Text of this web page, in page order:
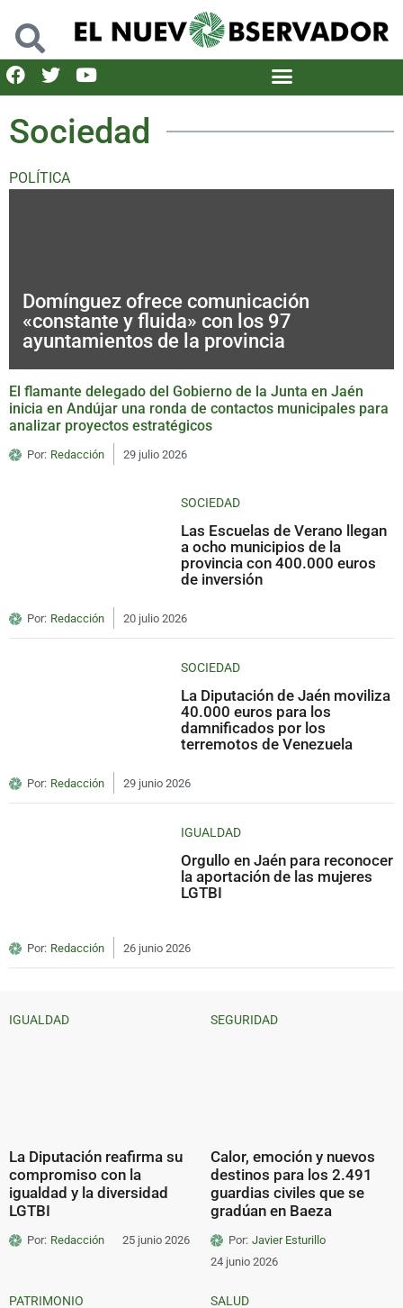
Sociedad
POLÍTICA
Domínguez ofrece comunicación
«constante y fluida» con los 97
ayuntamientos de la provincia
El flamante delegado del Gobierno de la Junta en Jaén
inicia en Andújar una ronda de contactos municipales para
analizar proyectos estratégicos
Por: Redacción 29 julio 2026
SOCIEDAD
Las Escuelas de Verano llegan
a ocho municipios de la
provincia con 400.000 euros
de inversión
Por: Redacción 20 julio 2026
SOCIEDAD
La Diputación de Jaén moviliza
40.000 euros para los
damnificados por los
terremotos de Venezuela
Por: Redacción 29 junio 2026
IGUALDAD
Orgullo en Jaén para reconocer
la aportación de las mujeres
LGTBI
Por: Redacción 26 junio 2026
IGUALDAD
La Diputación reafirma su
compromiso con la
igualdad y la diversidad
LGTBI
Por: Redacción 25 junio 2026
SEGURIDAD
Calor, emoción y nuevos
destinos para los 2.491
guardias civiles que se
gradúan en Baeza
Por: Javier Esturillo
24 junio 2026
PATRIMONIO SALUD